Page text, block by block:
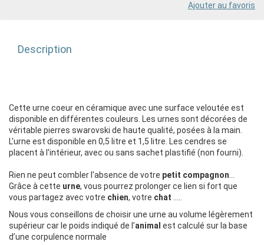
Ajouter au favoris
Description
Cette urne coeur en céramique avec une surface veloutée est
disponible en différentes couleurs. Les urnes sont décorées de
véritable pierres swarovski de haute qualité, posées à la main.
L'urne est disponible en 0,5 litre et 1,5 litre. Les cendres se
placent à l'intérieur, avec ou sans sachet plastifié (non fourni).
Rien ne peut combler l'absence de votre petit compagnon
Grâce à cette urne, vous pourrez prolonger ce lien si fort que
vous partagez avec votre chien, votre chat
Nous vous conseillons de choisir une urne au volume légèrement
supérieur car le poids indiqué de l’animal est calculé sur la base
d’une corpulence normale